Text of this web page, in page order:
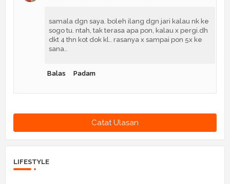
samala dgn saya. boleh ilang dgn jari kalau nk ke
sogo tu. ntah, tak terasa apa pon, kalau x pergi.dh
dkt 4 thn kot dok kl.. rasanya x sampai pon 5x ke
sana..
Balas Padam
Catat Ulasan
LIFESTYLE